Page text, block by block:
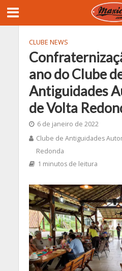
CLUBE NEWS
ano do Clube
Antiguidades
de Volta
6 de janeiro de 2022
Clube de Antiguidades
Redonda
1 minutos de leitura